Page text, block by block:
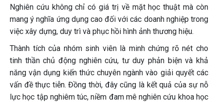
Nghiên cứu không chỉ có giá trị về mặt học thuật mà còn
mang ý nghĩa ứng dụng cao đối với các doanh nghiệp trong
việc xây dựng, duy trì và phục hồi hình ảnh thương hiệu.
Thành tích của nhóm sinh viên là minh chứng rõ nét cho
tinh thần chủ động nghiên cứu, tư duy phản biện và khả
năng vận dụng kiến thức chuyên ngành vào giải quyết các
vấn đề thực tiễn. Đồng thời, đây cũng là kết quả của sự nỗ
lực học tập nghiêm túc, niềm đam mê nghiên cứu khoa học